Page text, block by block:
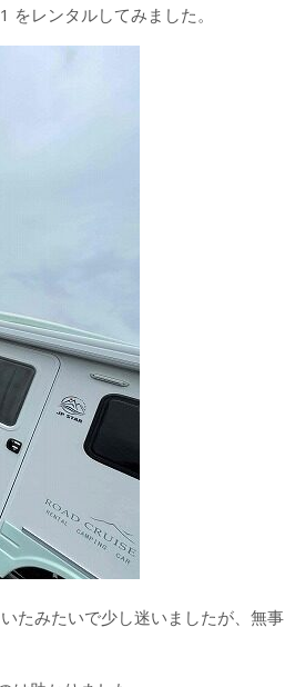
をレンタルしてみました。
たみたいで少し迷いましたが、無事